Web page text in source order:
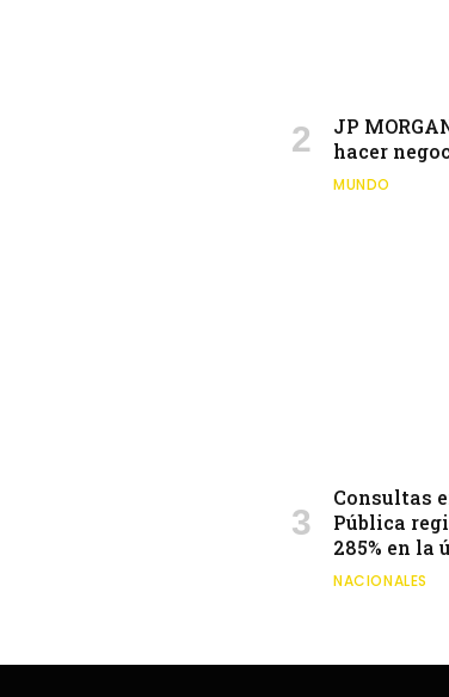
JP
hacer
MUNDO
Consultas
Pública
285% en la
NACIONALES